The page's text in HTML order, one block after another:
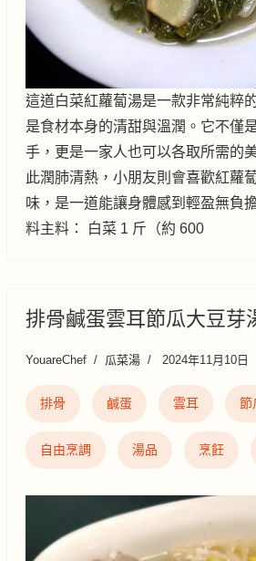
這道白菜紅蘿蔔湯是一款非常純粹
是食材本身的清甜與溫潤。它不僅
手，更是一家人也可以各取所需的
此潤肺清熱，小朋友則會喜歡紅蘿
味，是一道能讓身體感到輕盈無負
料主料： 白菜 1 斤（約 600
排骨鹹蛋雲耳節瓜大豆芽
YouareChef 瓜菜湯 2024年11月10日
排骨 鹹蛋 雲耳 節
自由烹調 湯品 烹飪